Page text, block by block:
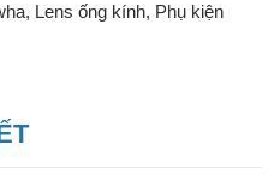
, Lens ống kính, Phụ kiện